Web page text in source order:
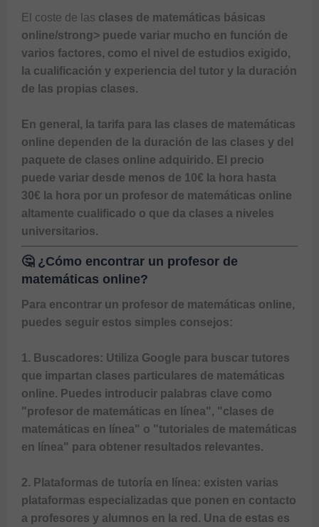
El coste de las clases de matemáticas básicas
online/strong> puede variar mucho en función de
varios factores, como el nivel de estudios exigido,
la cualificación y experiencia del tutor y la duración
de las propias clases.
En general, la tarifa para las clases de matemáticas
online dependen de la duración de las clases y del
paquete de clases online adquirido. El precio
puede variar desde menos de 10€ la hora hasta
30€ la hora por un profesor de matemáticas online
altamente cualificado o que da clases a niveles
universitarios.
🤔 ¿Cómo encontrar un profesor de
matemáticas online?
Para encontrar un profesor de matemáticas online,
puedes seguir estos simples consejos:
1. Buscadores: Utiliza Google para buscar tutores
que impartan clases particulares de matemáticas
online
"profesor de matemáticas en línea", "clases de
matemáticas en línea" o "tutoriales de matemáticas
en línea" para obtener resultados relevantes.
2. Plataformas de tutoría en línea: existen varias
plataformas especializadas que ponen en contacto